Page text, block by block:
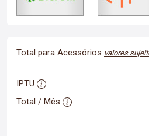
Total para Acessórios valores
IPTU
Total / Mês